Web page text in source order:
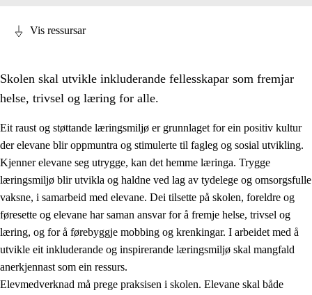
3. Prinsipp for praksisen i skolen
3.1 Eit inkluderande læringsmiljø
Vis ressursar
Skolen skal utvikle inkluderande fellesskapar som fremjar
helse, trivsel og læring for alle.
Eit raust og støttande læringsmiljø er grunnlaget for ein positiv kultur
der elevane blir oppmuntra og stimulerte til fagleg og sosial utvikling.
Kjenner elevane seg utrygge, kan det hemme læringa. Trygge
læringsmiljø blir utvikla og haldne ved lag av tydelege og omsorgsfulle
vaksne, i samarbeid med elevane. Dei tilsette på skolen, foreldre og
føresette og elevane har saman ansvar for å fremje helse, trivsel og
læring, og for å førebyggje mobbing og krenkingar. I arbeidet med å
utvikle eit inkluderande og inspirerande læringsmiljø skal mangfald
anerkjennast som ein ressurs.
Elevmedverknad må prege praksisen i skolen. Elevane skal både